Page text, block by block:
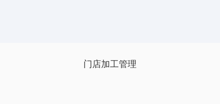
门店加工管理